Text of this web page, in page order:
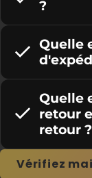
?
Quelle
Quelle
retour
retour ?
Vérifiez